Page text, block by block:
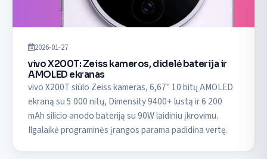
2026-01-27
vivo X200T: Zeiss kameros, didelė baterija ir
AMOLED ekranas
vivo X200T siūlo Zeiss kameras, 6,67" 10 bitų AMOLED
ekraną su 5 000 nitų, Dimensity 9400+ lustą ir 6 200
mAh silicio anodo bateriją su 90W laidiniu įkrovimu.
Ilgalaikė programinės įrangos parama padidina vertę.